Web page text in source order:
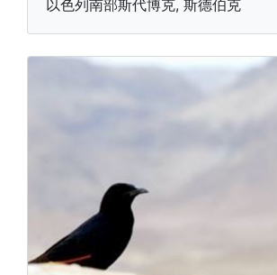
以色列南部斯代博克, 斯德伯克